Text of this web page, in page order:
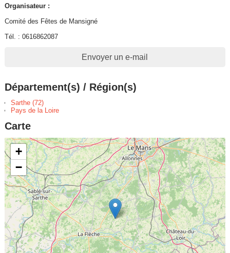
Organisateur :
Comité des Fêtes de Mansigné
Tél. : 0616862087
Envoyer un e-mail
Département(s) / Région(s)
Sarthe (72)
Pays de la Loire
Carte
+
−